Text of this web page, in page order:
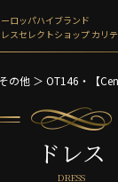
ロッパハイブランド
レスセレクトショップ カリ
その他 ＞ OT146・【
ドレス
DRESS